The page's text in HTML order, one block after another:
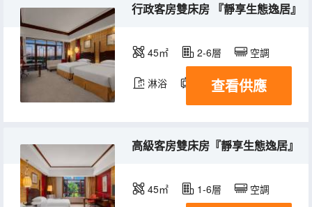
行政客房雙床房 『靜享生態逸居』
45㎡ 2-6層 空調
淋浴 電視機 冰箱
查看供應
高級客房雙床房『靜享生態逸居』
45㎡ 1-6層 空調